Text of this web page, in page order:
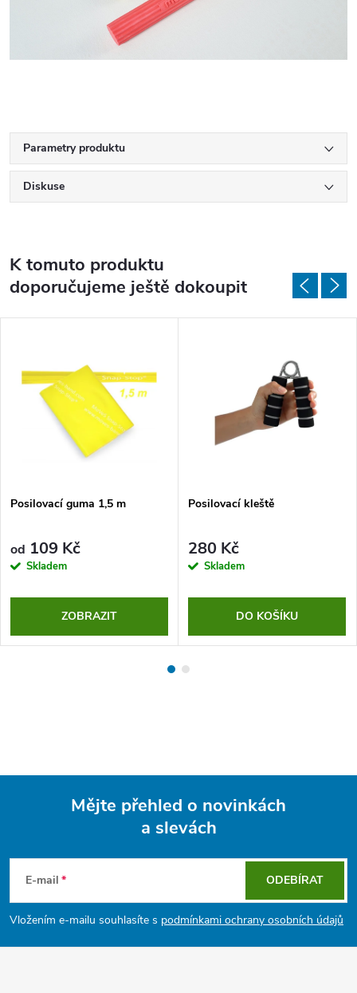
Parametry produktu
Diskuse
K tomuto produktu
doporučujeme ještě dokoupit
Posilovací guma 1,5 m
od 109 Kč
Skladem
ZOBRAZIT
Posilovací kleště
280 Kč
Skladem
DO KOŠÍKU
p
Mějte přehled o novinkách
a slevách
E-mail
Vložením e-mailu souhlasíte s podmínkami ochrany osobních údajů
ODEBÍRAT